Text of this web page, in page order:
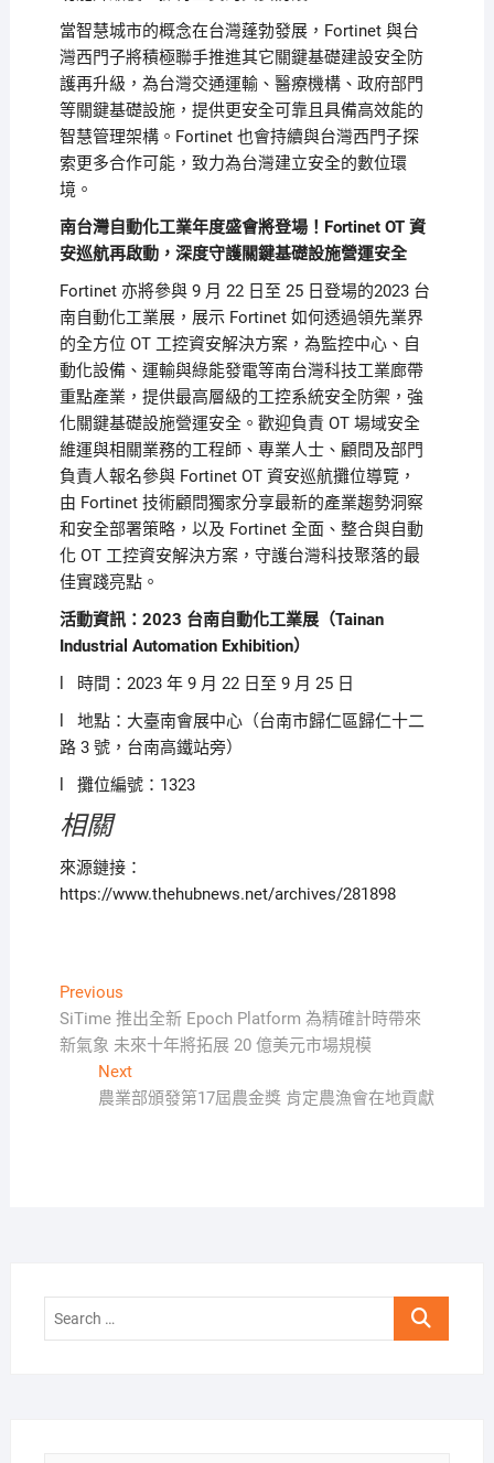
當智慧城市的概念在台灣蓬勃發展， Fortinet 與台
灣西門子將積極聯手推進其它關鍵基礎建設安全防
護再升級，為台灣交通運輸、醫療機構、政府部門
等關鍵基礎設施，提供更安全可靠且具備高效能的
智慧管理架構。 Fortinet 也會持續與台灣西門子探
索更多合作可能，致力為台灣建立安全的數位環
境。
南台灣自動化工業年度盛會將登場！ Fortinet OT 資
安巡航再啟動，深度守護關鍵基礎設施營運安全
Fortinet 亦將參與9 月 22 日至 25 日登場的2023 台
南自動化工業展，展示Fortinet 如何透過領先業界
的全方位 OT 工控資安解決方案，為監控中心、自
動化設備、運輸與綠能發電等南台灣科技工業廊帶
重點產業，提供最高層級的工控系統安全防禦，強
化關鍵基礎設施營運安全。歡迎負責 OT 場域安全
維運與相關業務的工程師、專業人士、顧問及部門
負責人報名參與 Fortinet OT 資安巡航攤位導覽，
由 Fortinet 技術顧問獨家分享最新的產業趨勢洞察
和安全部署策略，以及 Fortinet 全面、整合與自動
化OT 工控資安解決方案，守護台灣科技聚落的最
佳實踐亮點。
活動資訊： 2023 台南自動化工業展（Tainan
Industrial Automation Exhibition）
時間： 2023 年 9 月 22 日至 9 月 25 日
地點： 大臺南會展中心（台南市歸仁區歸仁十二
路 3 號，台南高鐵站旁）
攤位編號： 1323
相關
來源鏈接：
https://www.thehubnews.net/archives/281898
文
章
PreviousPrevious
post:
SiTime 推出全新 Epoch Platform 為精確計時帶來
新氣象 未來十年將拓展 20 億美元市場規模
NextNext
post:
農業部頒發第17屆農金獎 肯定農漁會在地貢獻
Search